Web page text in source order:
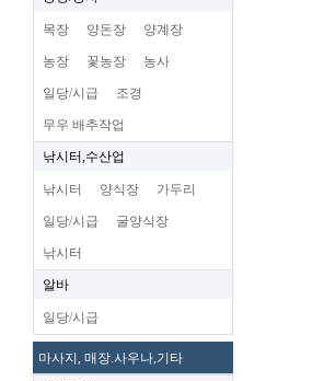
목장 양돈장 양계장
농장 꽃농장 농사
일당/시급 조경
무우 배추작업
낚시터,수산업
낚시터 양식장 가두리
일당/시급 굴양식장
낚시터
알바
일당/시급
마사지, 매장.사우나,기타